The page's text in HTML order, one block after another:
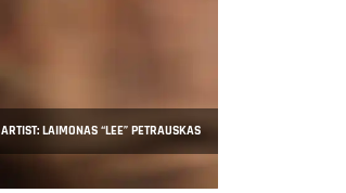
ARTIST: LAIMONAS “LEE” PETRAUSKAS